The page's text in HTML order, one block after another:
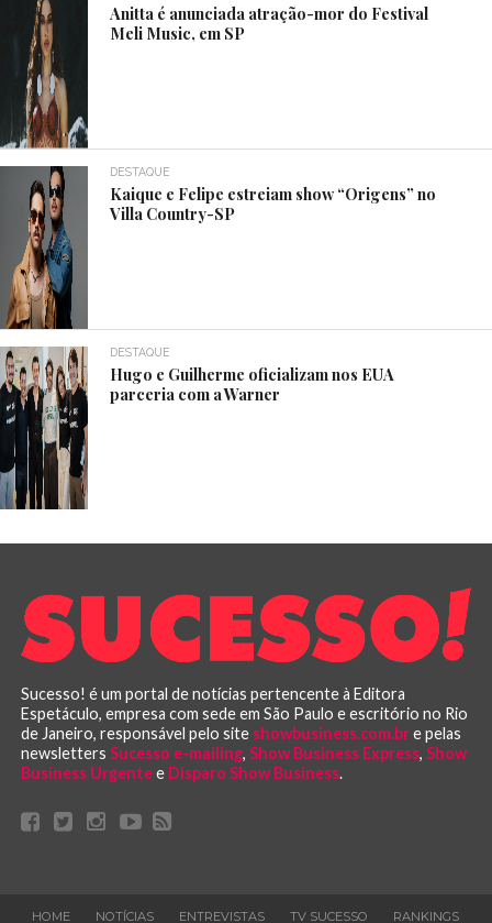
Anitta é anunciada atração-mor do Festival
Meli Music, em SP
DESTAQUE
Kaique e Felipe estreiam show “Origens” no
Villa Country-SP
DESTAQUE
Hugo e Guilherme oficializam nos EUA
parceria com a Warner
Sucesso! é um portal de notícias pertencente à Editora
Espetáculo, empresa com sede em São Paulo e escritório no Rio
de Janeiro, responsável pelo site showbusiness.com.bre pelas
newsletters Sucesso e-mailing, Show Business Express, Show
Business Urgentee Disparo Show Business.
HOME NOTÍCIAS ENTREVISTAS TV SUCESSO RANKINGS